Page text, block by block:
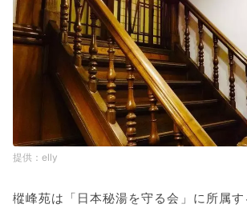
elly
樅峰苑は「日本秘湯を守る会」に所属